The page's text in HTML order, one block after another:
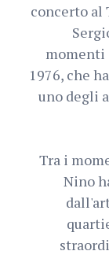
concerto al
momenti
1976, che
uno degli
Tra i
Nino